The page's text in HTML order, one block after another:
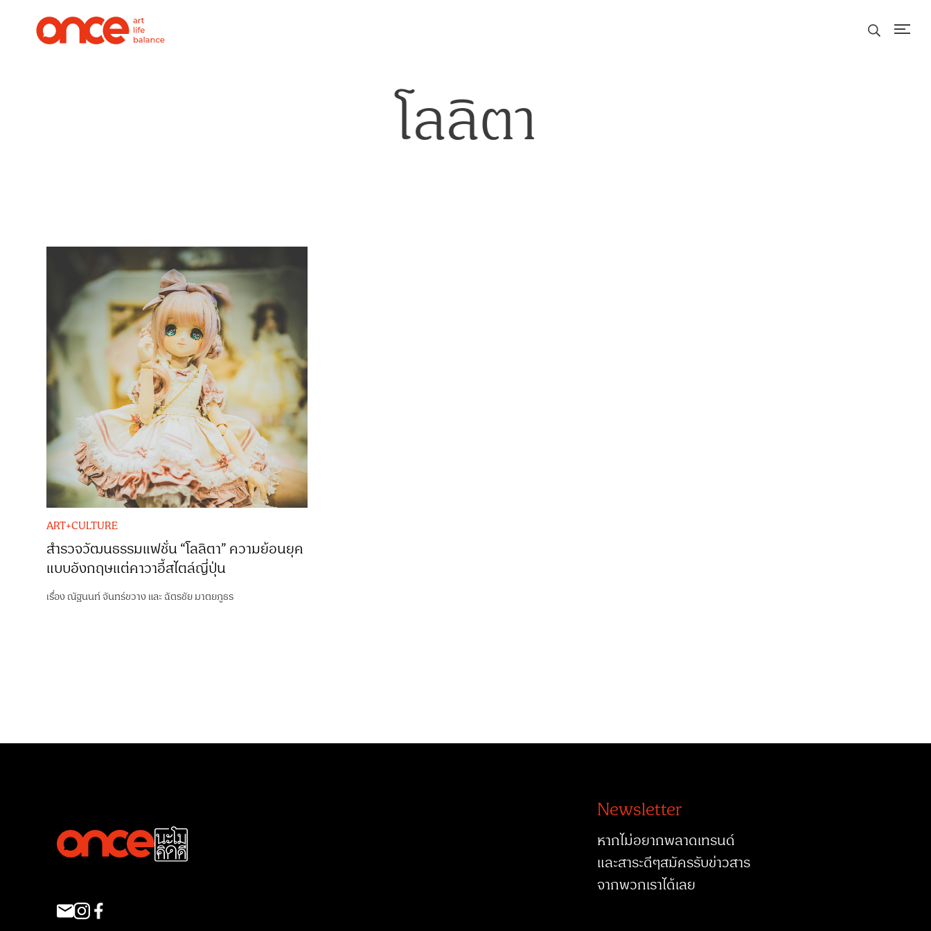
โลลิตา
ART+CULTURE
สำรวจวัฒนธรรมแฟชั่น “โลลิตา” ความย้อนยุค
แบบอังกฤษแต่คาวาอี้สไตล์ญี่ปุ่น
เรื่องณัฐนนท์ จันทร์ขวาง และฉัตรชัย มาตยภูธร
Newsletter
หากไม่อยากพลาดเทรนด์
และสาระดีๆสมัครรับข่าวสาร
จากพวกเราได้เลย